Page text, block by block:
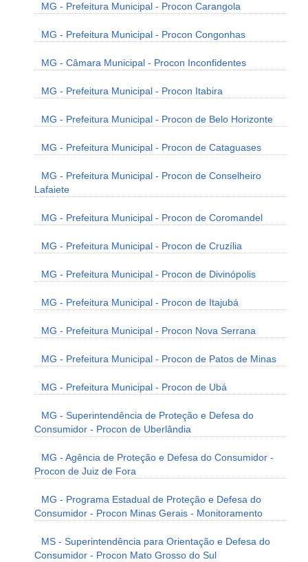
MG - Prefeitura Municipal - Procon Carangola
MG - Prefeitura Municipal - Procon Congonhas
MG - Câmara Municipal - Procon Inconfidentes
MG - Prefeitura Municipal - Procon Itabira
MG - Prefeitura Municipal - Procon de Belo Horizonte
MG - Prefeitura Municipal - Procon de Cataguases
MG - Prefeitura Municipal - Procon de Conselheiro
Lafaiete
MG - Prefeitura Municipal - Procon de Coromandel
MG - Prefeitura Municipal - Procon de Cruzília
MG - Prefeitura Municipal - Procon de Divinópolis
MG - Prefeitura Municipal - Procon de Itajubá
MG - Prefeitura Municipal - Procon Nova Serrana
MG - Prefeitura Municipal - Procon de Patos de Minas
MG - Prefeitura Municipal - Procon de Ubá
MG - Superintendência de Proteção e Defesa do
Consumidor - Procon de Uberlândia
MG - Agência de Proteção e Defesa do Consumidor -
Procon de Juiz de Fora
MG - Programa Estadual de Proteção e Defesa do
Consumidor - Procon Minas Gerais - Monitoramento
MS - Superintendência para Orientação e Defesa do
Consumidor - Procon Mato Grosso do Sul